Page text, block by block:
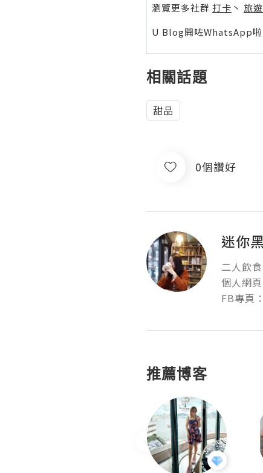
瀏覽更多社群 打卡 丶 旅遊
U Blog開咗WhatsApp啦
相關話題
甜品
0個讚好
迷你
二人飲
個人網
FB專頁
推薦博客